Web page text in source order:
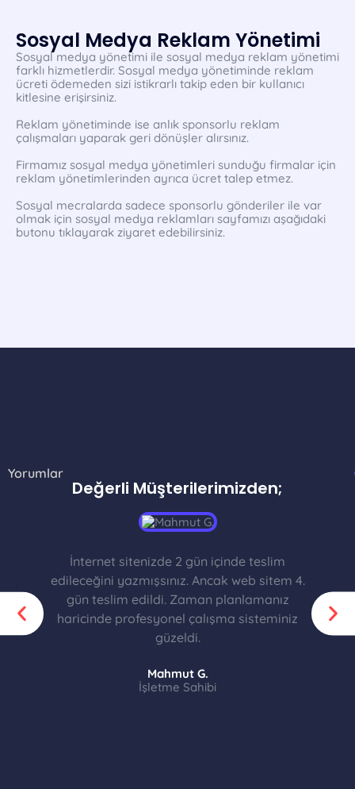
Sosyal Medya Reklam Yönetimi
Sosyal medya yönetimi ile sosyal medya reklam yönetimi
farklı hizmetlerdir. Sosyal medya yönetiminde reklam
ücreti ödemeden sizi istikrarlı takip eden bir kullanıcı
kitlesine erişirsiniz.
Reklam yönetiminde ise anlık sponsorlu reklam
çalışmaları yaparak geri dönüşler alırsınız.
Firmamız sosyal medya yönetimleri sunduğu firmalar için
reklam yönetimlerinden ayrıca ücret talep etmez.
Sosyal mecralarda sadece sponsorlu gönderiler ile var
olmak için sosyal medya reklamları sayfamızı aşağıdaki
butonu tıklayarak ziyaret edebilirsiniz.
Yorumlar
Değerli Müşterilerimizden;
İnternet sitenizde 2 gün içinde teslim
edileceğini yazmışsınız. Ancak web sitem 4.
gün teslim edildi. Zaman planlamanız
haricinde profesyonel çalışma sisteminiz
güzeldi.
Mahmut G.
İşletme Sahibi